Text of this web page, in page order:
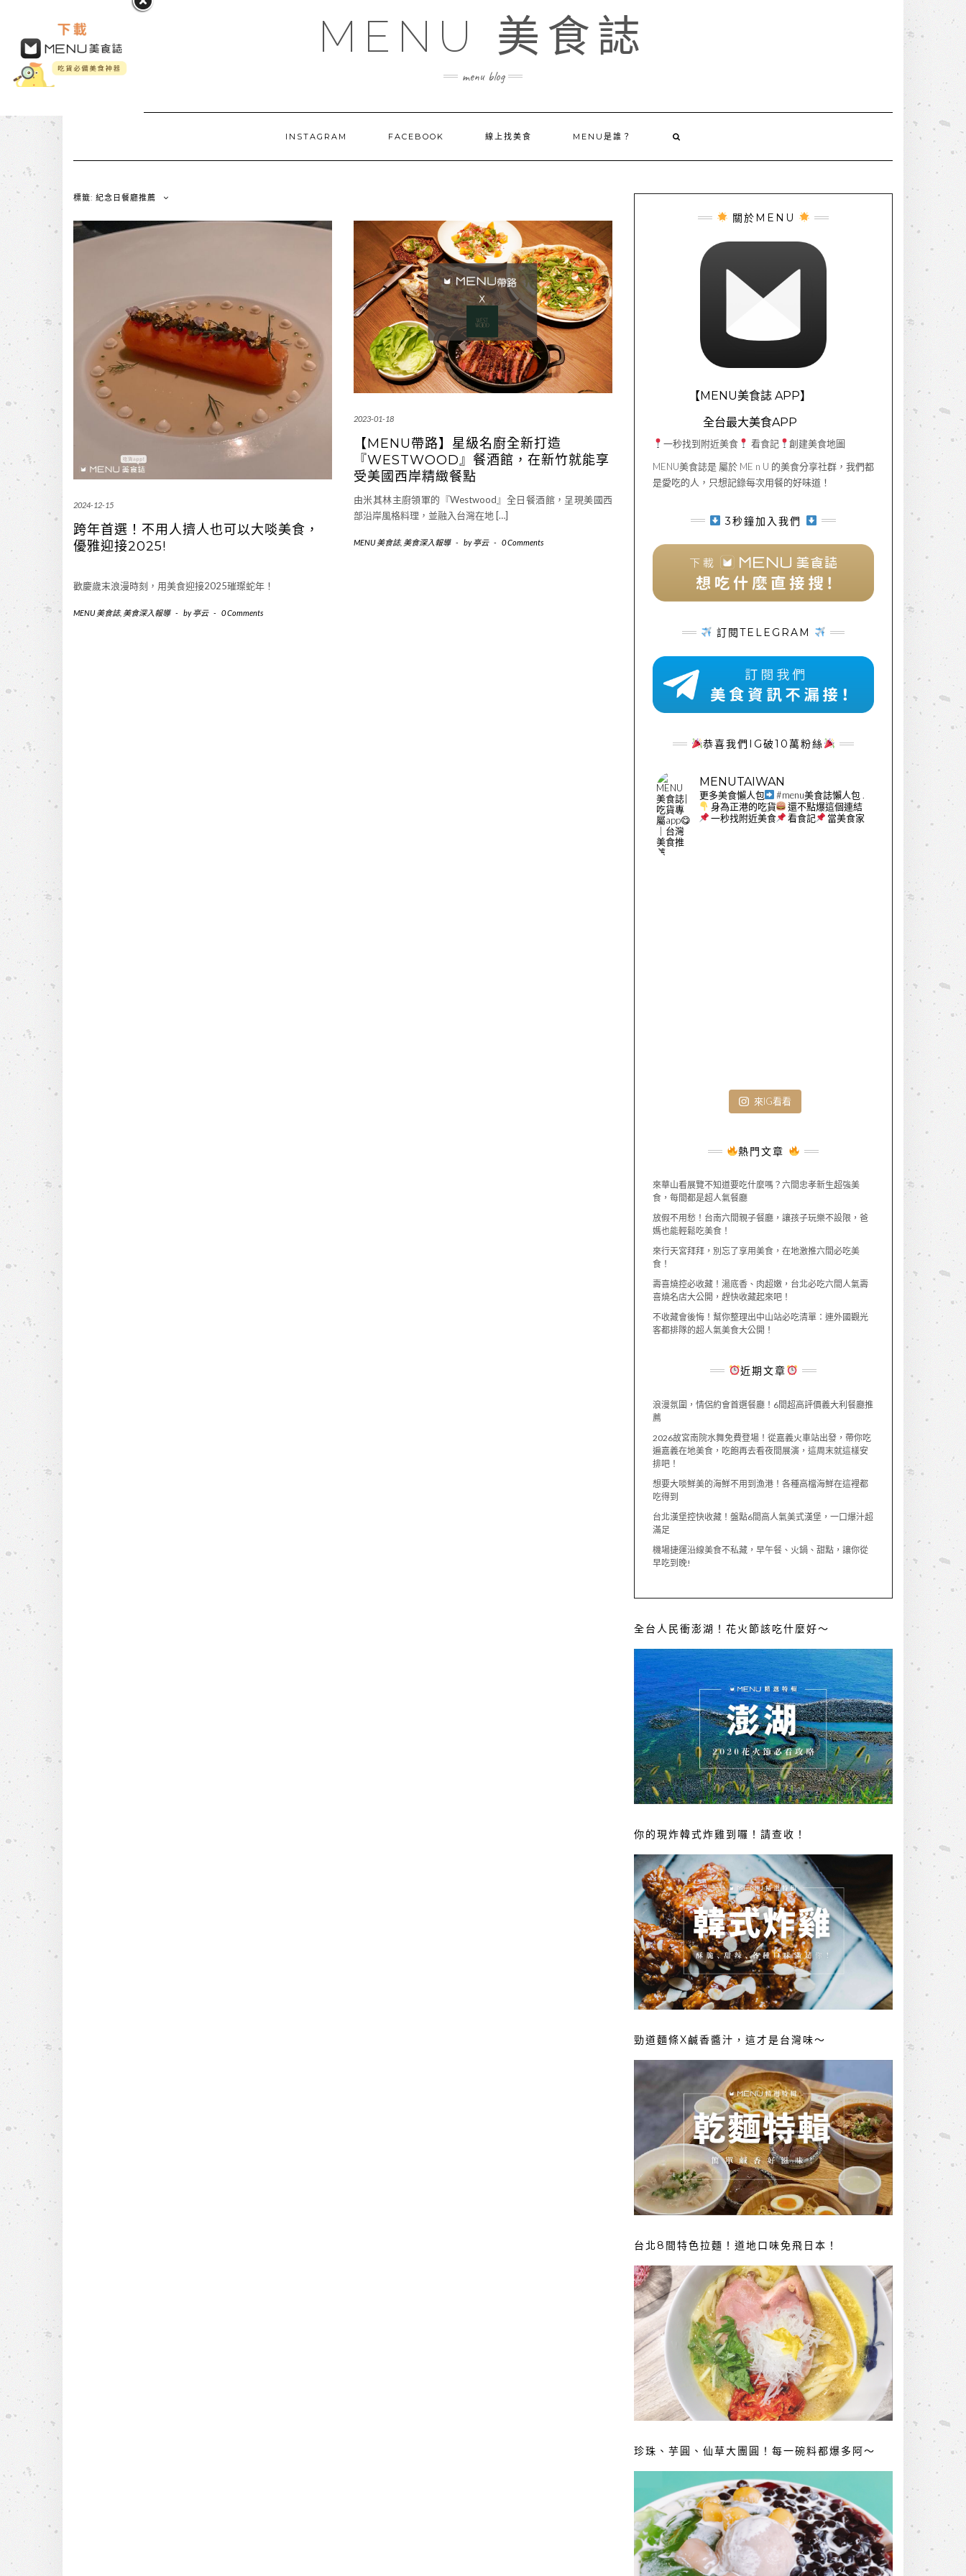
MENU 美食誌
menu blog
INSTAGRAM FACEBOOK 線上找美食 MENU是誰？
標籤: 紀念日餐廳推薦
2024-12-15
跨年首選！不用人擠人也可以大啖美食，
優雅迎接2025!
歡慶歲末浪漫時刻，用美食迎接2025璀璨蛇年！
MENU 美食誌, 美食深入報導 - by亭云 - 0 Comments
2023-01-18
【MENU帶路】星級名廚全新打造
『WESTWOOD』餐酒館，在新竹就能享
受美國西岸精緻餐點
由米其林主廚領軍的『Westwood』全日餐酒館，呈現美國西
部沿岸風格料理，並融入台灣在地 […]
MENU 美食誌, 美食深入報導 - by亭云 - 0 Comments
關於MENU
【MENU美食誌 APP】
全台最大美食APP
一秒找到附近美食 看食記
創建美食地圖
MENU美食誌是 屬於 ME n U 的美食分享社群，我們都
是愛吃的人，只想記錄每次用餐的好味道！
3秒鐘加入我們
訂閱TELEGRAM
恭喜我們IG破10萬粉絲
MENUTAIWAN
更多美食懶人包 #menu美食誌懶人包 .
身為正港的吃貨
還不點爆這個連結
一秒找附近美食
看食記 當美食家
來IG看看
熱門文章
來華山看展覽不知道要吃什麼嗎？六間忠孝新生超強美
食，每間都是超人氣餐廳
放假不用愁！台南六間親子餐廳，讓孩子玩樂不設限，爸
媽也能輕鬆吃美食！
來行天宮拜拜，別忘了享用美食，在地激推六間必吃美
食！
壽喜燒控必收藏！湯底香、肉超嫩，台北必吃六間人氣壽
喜燒名店大公開，趕快收藏起來吧！
不收藏會後悔！幫你整理出中山站必吃清單：連外國觀光
客都排隊的超人氣美食大公開！
近期文章
浪漫氛圍，情侶約會首選餐廳！6間超高評價義大利餐廳推
薦
2026故宮南院水舞免費登場！從嘉義火車站出發，帶你吃
遍嘉義在地美食，吃飽再去看夜間展演，這周末就這樣安
排吧！
想要大啖鮮美的海鮮不用到漁港！各種高檔海鮮在這裡都
吃得到
台北漢堡控快收藏！盤點6間高人氣美式漢堡，一口爆汁超
滿足
機場捷運沿線美食不私藏，早午餐、火鍋、甜點，讓你從
早吃到晚!
全台人民衝澎湖！花火節該吃什麼好～
你的現炸韓式炸雞到囉！請查收！
勁道麵條X鹹香醬汁，這才是台灣味～
台北8間特色拉麵！道地口味免飛日本！
珍珠、芋圓、仙草大團圓！每一碗料都爆多阿～